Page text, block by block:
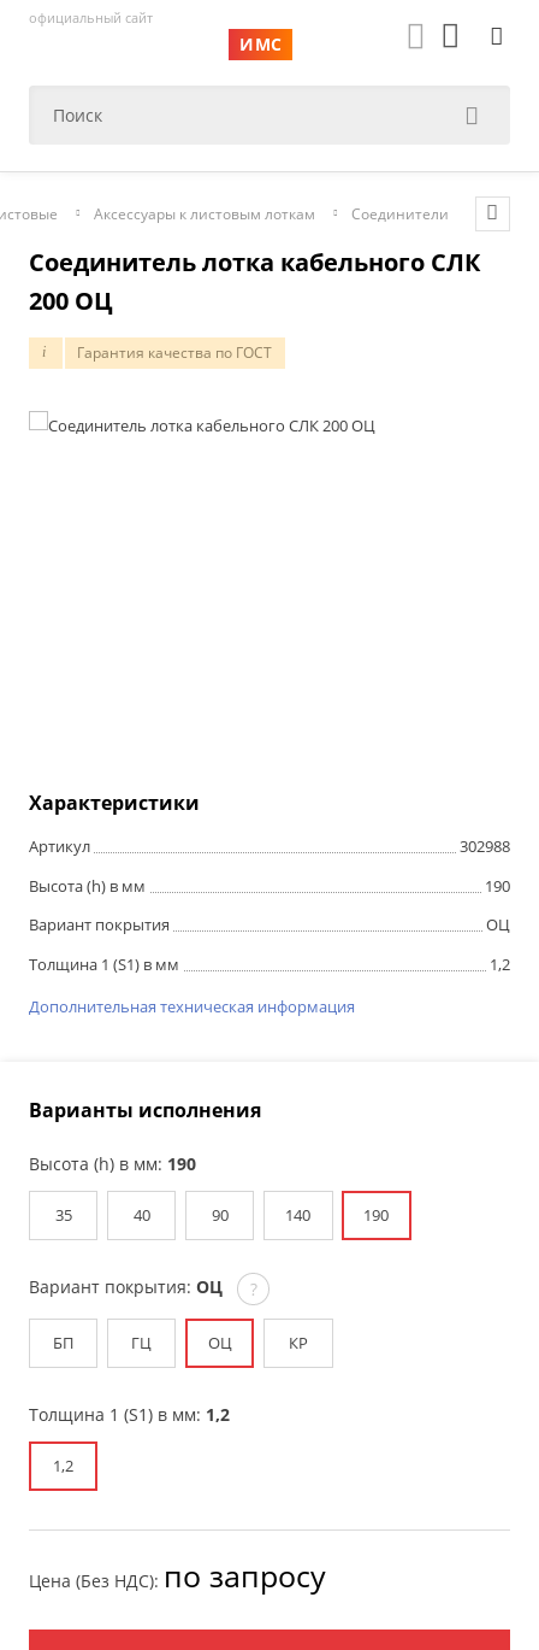
официальный сайт
ИМС
Аксессуары к листовым лоткам Соединители
Соединитель лотка кабельного СЛК
200 ОЦ
i Гарантия качества по ГОСТ
Характеристики
Артикул
302988
Высота (h) в мм
190
Вариант покрытия
ОЦ
Толщина 1 (S1) в мм
1,2
Дополнительная техническая информация
Варианты исполнения
Высота (h) в мм: 190
35 40 90 140 190
Вариант покрытия: ОЦ ?
БП ГЦ ОЦ КР
Толщина 1 (S1) в мм: 1,2
1,2
Цена (Без НДС): по запросу